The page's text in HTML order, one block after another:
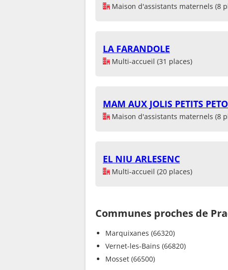
Maison d'assistants maternels (8
LA FARANDOLE
Multi-accueil (31 places)
MAM AUX JOLIS PETITS
Maison d'assistants maternels (8
EL NIU ARLESENC
Multi-accueil (20 places)
Communes proches de
Marquixanes (66320)
Vernet-les-Bains (66820)
Mosset (66500)